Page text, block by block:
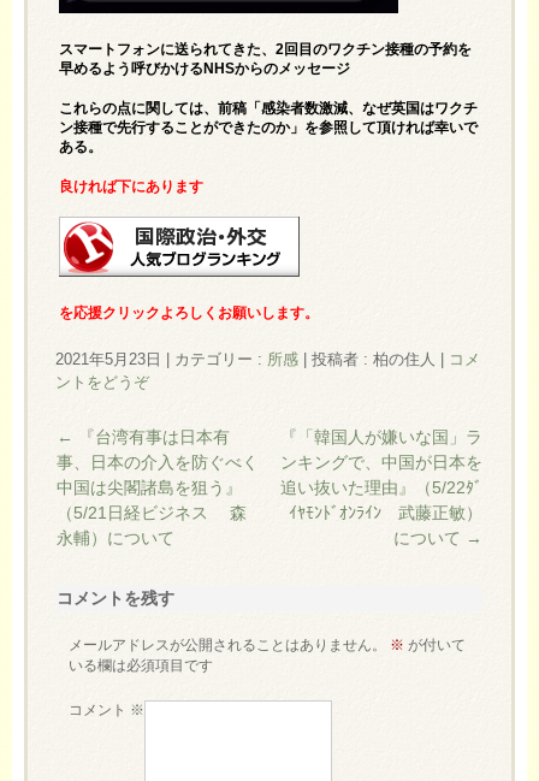
スマートフォンに送られてきた、2回目のワクチン接種の予約を
早めるよう呼びかけるNHSからのメッセージ
これらの点に関しては、前稿「 感染者数激減、なぜ英国はワクチ
ン接種で先行することができたのか」を参照して頂ければ幸いで
ある。
良ければ下にあります
を応援クリックよろしくお願いします。
2021年5月23日 カテゴリー : 所感 投稿者 : 柏の住人
コメ
ントをどうぞ
←
『台湾有事は日本有
事、日本の介入を防ぐべく
中国は尖閣諸島を狙う』
（5/21日経ビジネス 森
永輔）について
『「韓国人が嫌いな国」ラ
ンキングで、中国が日本を
追い抜いた理由』（5/22ﾀﾞ
ｲﾔﾓﾝﾄﾞｵﾝﾗｲﾝ 武藤正敏）
について →
コメントを残す
メールアドレスが公開されることはありません。 ※ が付いて
いる欄は必須項目です
コメント ※